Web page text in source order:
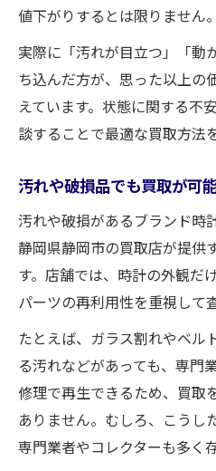
値下がりするとは限りません。
実際に「汚れが目立つ」「動
ち込んだ方が、思った以上の
えています。状態に関する不
談することで最適な買取方法
汚れや破損品でも買取が可
汚れや破損があるブランド時
静岡県静岡市の買取店が提供
す。店舗では、時計の外観だ
パーツの再利用性を重視して
たとえば、ガラス割れやベル
る汚れなどがあっても、専門
修理で再生できるため、買取
ありません。むしろ、こうし
専門業者やコレクターも多く